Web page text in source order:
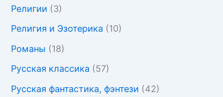
Религии (3)
Религия и Эзотерика (10)
Романы (18)
Русская классика (57)
Русская фантастика, фэнтези (42)